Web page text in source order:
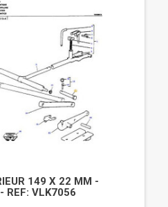
149 X 22 MM -
REF: VLK7056